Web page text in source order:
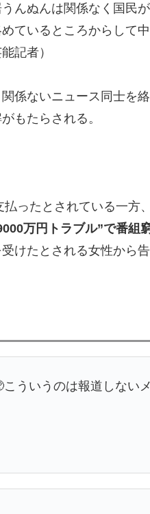
んぬんは関係なく国民
ているところからして
記者）
係ないニュース同士を
もたらされる。
ったとされている一方
万円トラブル”で番
けたとされる女性から
ういうのは報道しない